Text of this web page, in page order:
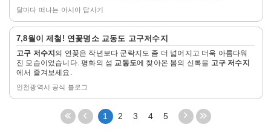
달마다 떠나는 아시아 답사기
7,8월이 제철! 연꽃명소 교동도 고구저수지
고구 저수지의 연꽃은 작년보다 군락지도 좀 더 넓어지고 더욱 아름다워
진 모습이었습니다. 평화의 섬 교동도에 찾아온 봄의 신록을 고구 저수지
에서 즐겨보세요.
인천광역시 공식 블로그
자
기
처
음
이
전
1 2 3 4 5
다
음
끝
페